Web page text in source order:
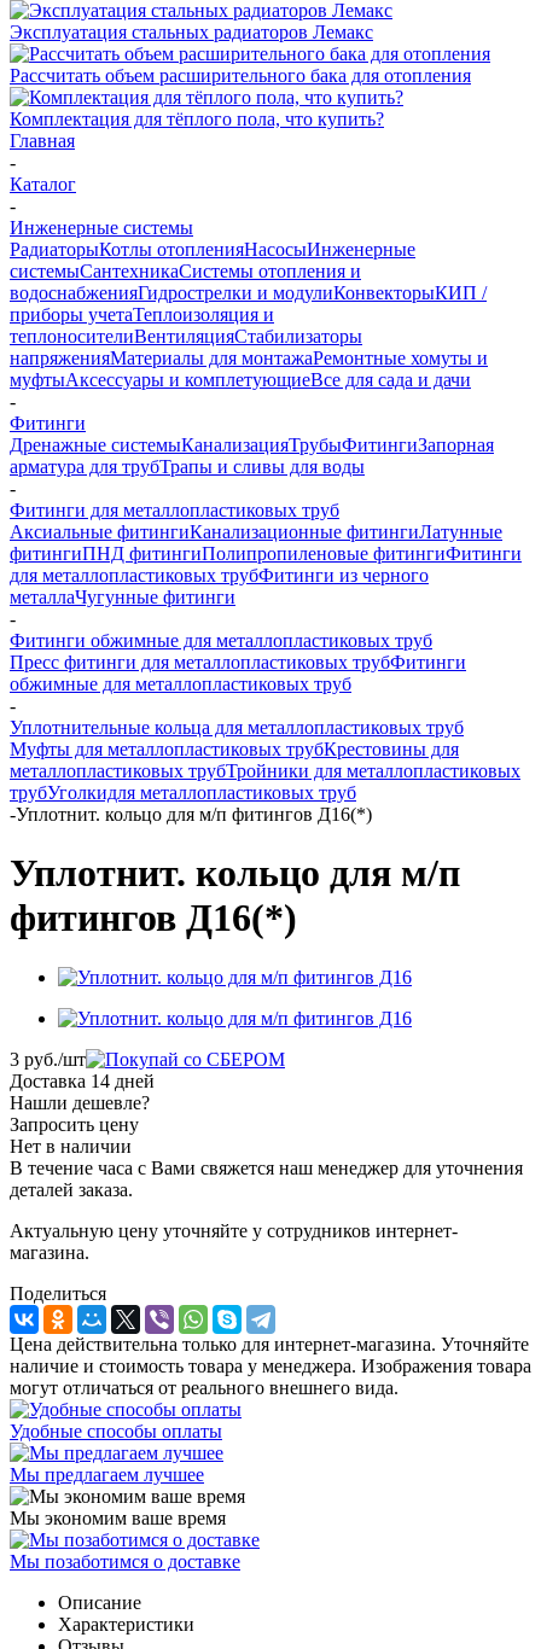
Эксплуатация стальных радиаторов Лемакс
Рассчитать объем расширительного бака для отопления
Комплектация для тёплого пола, что купить?
Главная
-
Каталог
-
Инженерные системы
РадиаторыКотлы отопленияНасосыИнженерные
системыСантехникаСистемы отопления и
водоснабженияГидрострелки и модулиКонвекторыКИП /
приборы учетаТеплоизоляция и
теплоносителиВентиляцияСтабилизаторы
напряженияМатериалы для монтажаРемонтные хомуты и
муфтыАксессуары и комплетующиеВсе для сада и дачи
-
Фитинги
Дренажные системыКанализацияТрубыФитингиЗапорная
арматура для трубТрапы и сливы для воды
-
Фитинги для металлопластиковых труб
Аксиальные фитингиКанализационные фитингиЛатунные
фитингиПНД фитингиПолипропиленовые фитингиФитинги
для металлопластиковых трубФитинги из черного
металлаЧугунные фитинги
-
Фитинги обжимные для металлопластиковых труб
Пресс фитинги для металлопластиковых трубФитинги
обжимные для металлопластиковых труб
-
Уплотнительные кольца для металлопластиковых труб
Муфты для металлопластиковых трубКрестовины для
металлопластиковых трубТройники для металлопластиковых
трубУголкидля металлопластиковых труб
-Уплотнит. кольцо для м/п фитингов Д16(*)
Уплотнит. кольцо для м/п
фитингов Д16(*)
3 руб./шт
Доставка 14 дней
Нашли дешевле?
Запросить цену
Нет в наличии
В течение часа с Вами свяжется наш менеджер для уточнения
деталей заказа.
Актуальную цену уточняйте у сотрудников интернет-
магазина.
Поделиться
Цена действительна только для интернет-магазина. Уточняйте
наличие и стоимость товара у менеджера. Изображения товара
могут отличаться от реального внешнего вида.
Удобные способы оплаты
Мы предлагаем лучшее
Мы экономим ваше время
Мы позаботимся о доставке
Описание
Характеристики